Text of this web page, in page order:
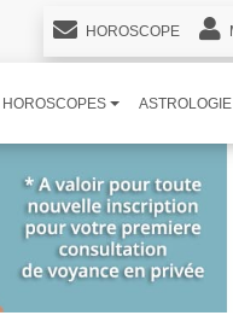
HOROSCOPE
HOROSCOPES ASTROLOGIE